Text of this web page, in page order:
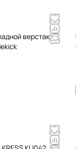
верстак